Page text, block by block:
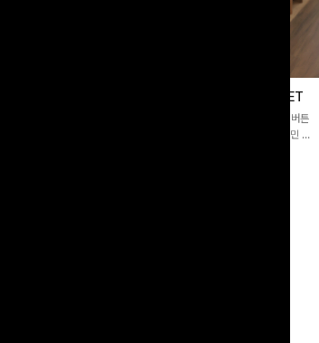
제딧레이어드 블라우스+플레어팬츠SET
[완성도높은💗]레이어드한 듯 자연스러운 나시와 버튼
원피스가 함께 구성된 세트 아이템입니다. 코디 고민 없